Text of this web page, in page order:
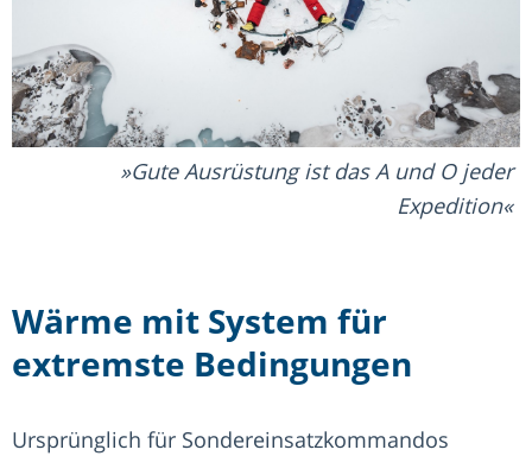
Gute Ausrüstung ist das A und O jeder
Expedition
Wärme mit System für
extremste Bedingungen
Ursprünglich für Sondereinsatzkommandos